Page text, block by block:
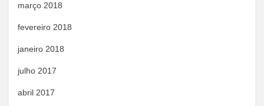
março 2018
fevereiro 2018
janeiro 2018
julho 2017
abril 2017